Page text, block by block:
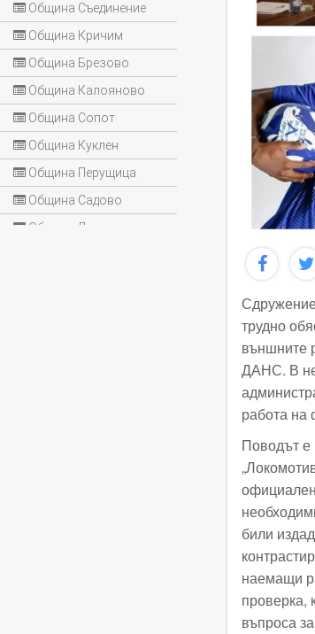
Община Съединение
Община Кричим
Община Брезово
Община Калояново
Община Сопот
Община Куклен
Община Перущица
Община Садово
Община Лъки
трудно
външните
ДАНС. В
работа на
Поводът е
били
наемащи
проверка,
въпроса